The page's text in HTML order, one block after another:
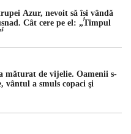
Azur, nevoit să își vândă
Cât cere pe el: „Timpul
măturat de vijelie. Oamenii s-
vântul a smuls copaci şi